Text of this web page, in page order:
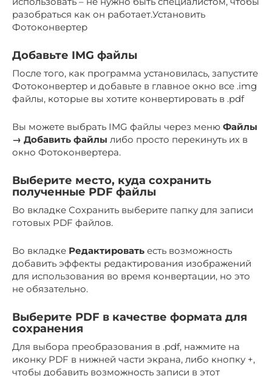
разобраться как он работает.Установить
Фотоконвертер
Добавьте IMG файлы
После того, как программа установилась, запустите
Фотоконвертер и добавьте в главное окно все .img
файлы, которые вы хотите конвертировать в .pdf
Вы можете выбрать IMG файлы через меню Файлы
→ Добавить файлы либо просто перекинуть их в
окно Фотоконвертера.
Выберите место, куда сохранить
полученные PDF файлы
Во вкладке Сохранить выберите папку для записи
готовых PDF файлов.
Во вкладке Редактировать есть возможность
добавить эффекты редактирования изображений
для использования во время конвертации, но это
не обязательно.
Выберите PDF в качестве формата для
сохранения
Для выбора преобразования в .pdf, нажмите на
иконку PDF в нижней части экрана, либо кнопку +,
чтобы добавить возможность записи в этот